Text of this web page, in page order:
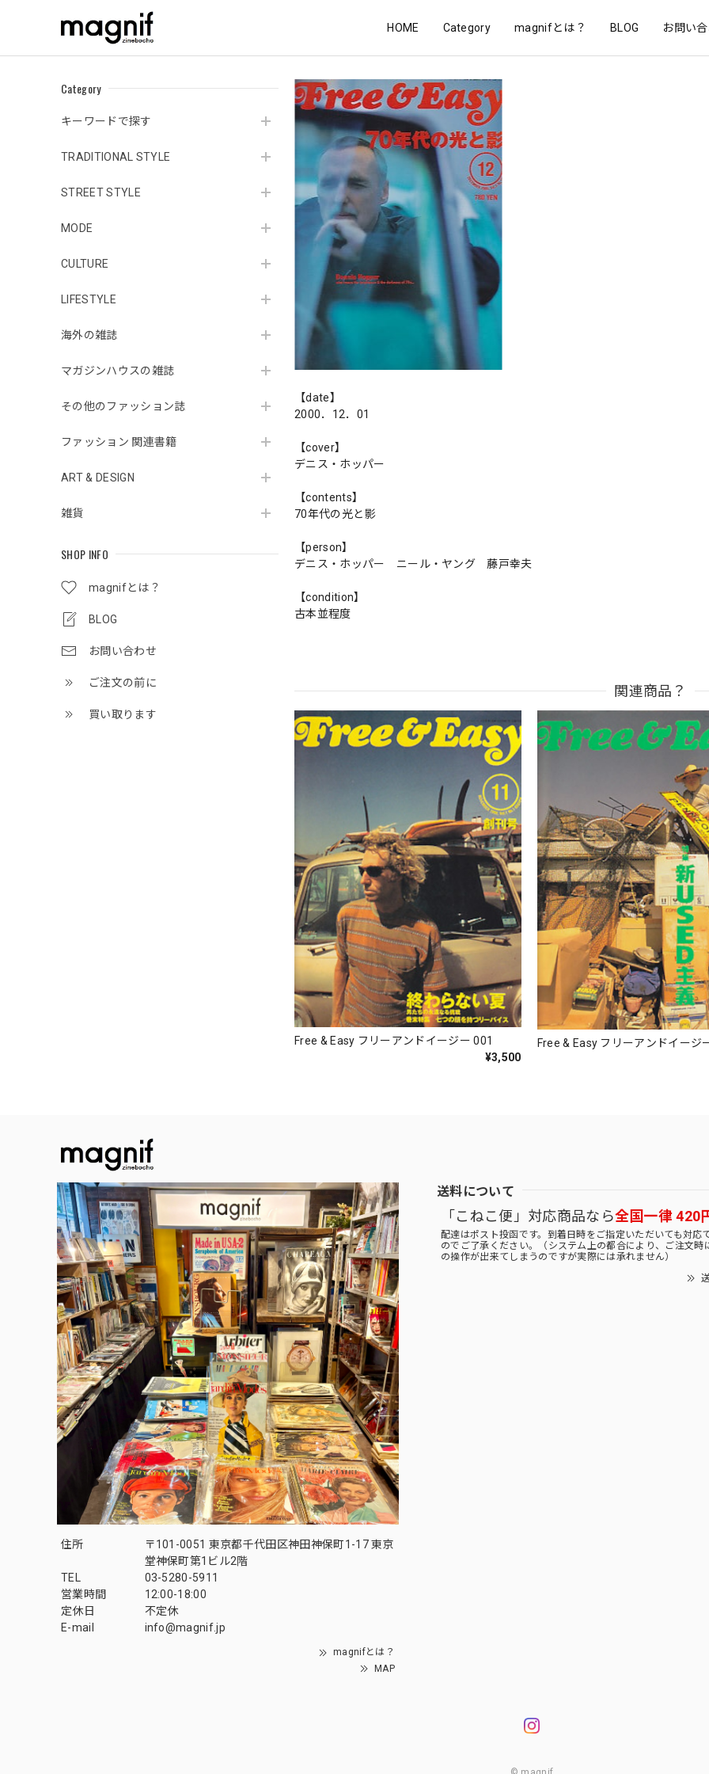
HOME Category magnifとは？ BLOG お問い
Category
キーワードで探す
TRADITIONAL STYLE
STREET STYLE
MODE
CULTURE
LIFESTYLE
海外の雑誌
マガジンハウスの雑誌
その他のファッション誌
ファッション 関連書籍
ART & DESIGN
雑貨
SHOP INFO
magnifとは？
BLOG
お問い合わせ
ご注文の前に
買い取ります
【date】
2000．12．01
【cover】
デニス・ホッパー
【contents】
70年代の光と影
【person】
デニス・ホッパー ニール・ヤング 藤戸幸夫
【condition】
古本並程度
関連商品？
Free & Easy フリーアンドイージー 001
¥3,500
Free & Easy フリーアンドイージ
住所
〒101-0051 東京都千代田区神田神保町1-17 東京
堂神保町第1ビル2階
TEL
03-5280-5911
営業時間
12:00-18:00
定休日
不定休
E-mail
info@magnif.jp
magnifとは？
MAP
送料について
「こねこ便」対応商品なら全国一律 420
配達はポスト投函です。到着日時をご指定いただいても対応
のでご了承ください。（システム上の都合により、ご注文時
の操作が出来てしまうのですが実際には承れません）